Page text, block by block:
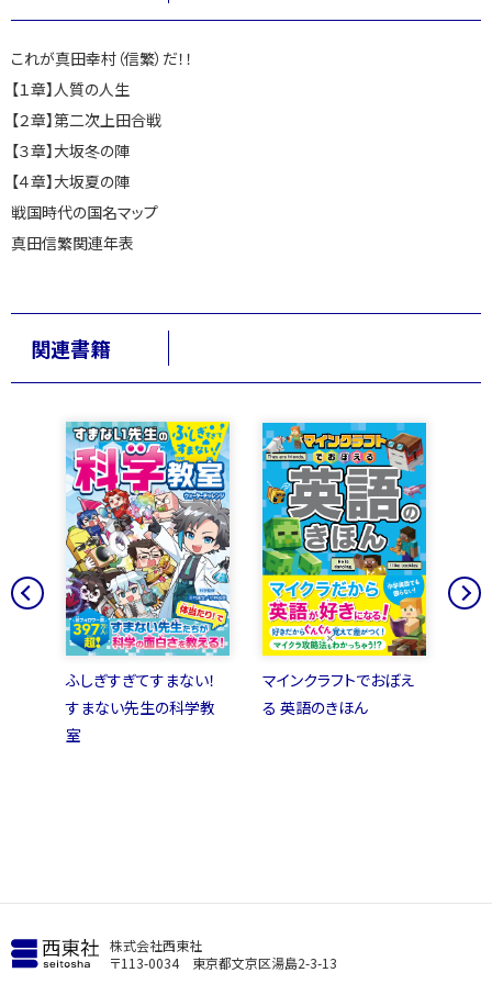
これが真田幸村（信繁）だ！！
【１章】人質の人生
【２章】第二次上田合戦
【３章】大坂冬の陣
【４章】大坂夏の陣
戦国時代の国名マップ
真田信繁関連年表
関連書籍
ふしぎすぎてすまない！
すまない先生の科学教
室
マインクラフトでおぼえ
る 英語のきほん
株式会社西東社
〒113-0034 東京都文京区湯島2-3-13